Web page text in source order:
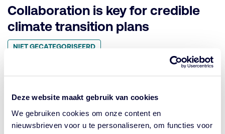
Deze website maakt gebruik van cookies
We gebruiken cookies om onze content en
nieuwsbrieven voor u te personaliseren, om functies voor
Collaboration is key for credible
climate transition plans
Geplaatst
in NIET GECATEGORISEERD